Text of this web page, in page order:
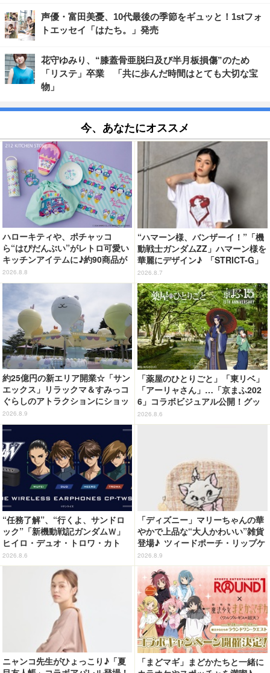
声優・富田美憂、10代最後の季節をギュッと！1stフォ
トエッセイ「はたち。」発売
花守ゆみり、“膝蓋骨亜脱臼及び半月板損傷”のため
「リステ」卒業 「共に歩んだ時間はとても大切な宝
物」
今、あなたにオススメ
ハローキティや、ポチャッコ
ら“はぴだんぶい”がレトロ可愛い
キッチンアイテムに♪約90商品が
登場【212 KITCHEN STORE】
2026.8.8
“ハマーン様、バンザーイ！”「機
動戦士ガンダムZZ」ハマーン様を
華麗にデザイン♪ 「STRICT-G」
Tシャツなどミニコレクション登
場
2026.8.7
約25億円の新エリア開業☆「サン
エックス」リラックマ＆すみっコ
ぐらしのアトラクションにショッ
プ、レストランも！「富士急ハイ
ランド」内【レポート】
2026.8.9
「薬屋のひとりごと」「東リベ」
「アーリャさん」…「京まふ202
6」コラボビジュアル公開！グッ
ズなどの最新情報も
2026.8.6
“任務了解”、“行くよ、サンドロ
ック”「新機動戦記ガンダムＷ」
ヒイロ・デュオ・トロワ・カト
ル・五飛の声がする…！ 新規録
り下ろしボイス搭載のワイヤレス
イヤホンが登場
2026.8.6
「ディズニー」マリーちゃんの華
やかで上品な“大人かわいい”雑貨
登場♪ ツィードポーチ・リップケ
ース・トート
2026.8.9
ニャンコ先生がひょっこり♪「夏
「まどマギ」まどかたちと一緒に